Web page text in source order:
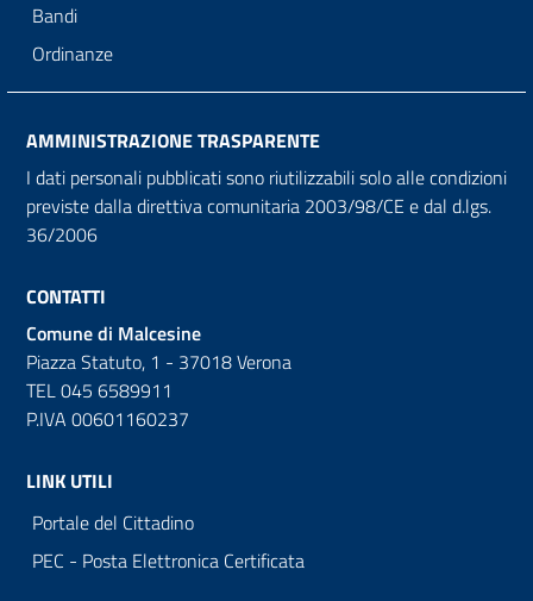
Bandi
Ordinanze
AMMINISTRAZIONE TRASPARENTE
I dati personali pubblicati sono riutilizzabili solo alle condizioni
previste dalla direttiva comunitaria 2003/98/CE e dal d.lgs.
36/2006
CONTATTI
Comune di Malcesine
Piazza Statuto, 1 - 37018 Verona
TEL 045 6589911
P.IVA 00601160237
LINK UTILI
Portale del Cittadino
PEC - Posta Elettronica Certificata